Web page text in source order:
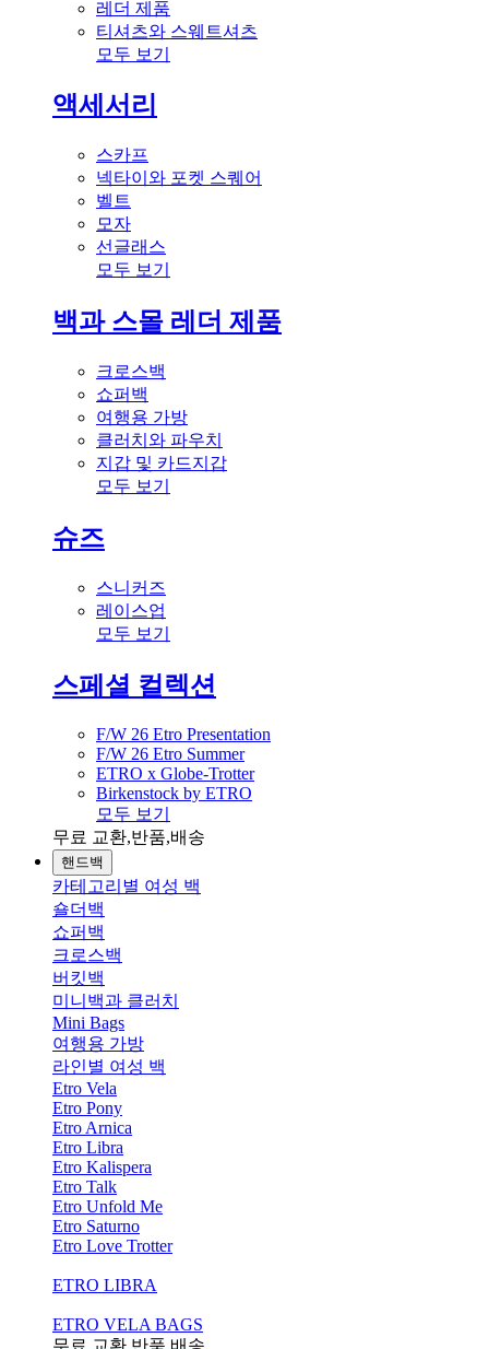
레더 제품
티셔츠와 스웨트셔츠
모두 보기
액세서리
스카프
넥타이와 포켓 스퀘어
벨트
모자
선글래스
모두 보기
백과 스몰 레더 제품
크로스백
쇼퍼백
여행용 가방
클러치와 파우치
지갑 및 카드지갑
모두 보기
슈즈
스니커즈
레이스업
모두 보기
스페셜 컬렉션
F/W 26 Etro Presentation
F/W 26 Etro Summer
ETRO x Globe-Trotter
Birkenstock by ETRO
모두 보기
무료 교환,반품,배송
핸드백
카테고리별 여성 백
숄더백
쇼퍼백
크로스백
버킷백
미니백과 클러치
Mini Bags
여행용 가방
라인별 여성 백
Etro Vela
Etro Pony
Etro Arnica
Etro Libra
Etro Kalispera
Etro Talk
Etro Unfold Me
Etro Saturno
Etro Love Trotter
ETRO LIBRA
ETRO VELA BAGS
무료 교환,반품,배송